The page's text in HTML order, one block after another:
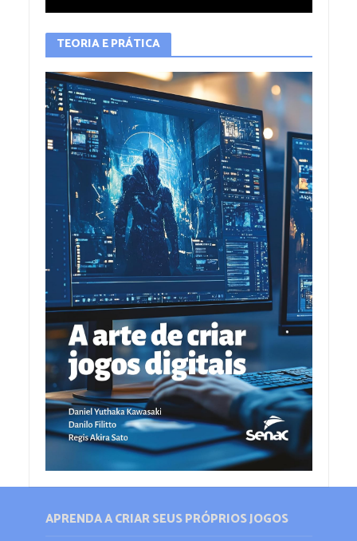
TEORIA E PRÁTICA
APRENDA A CRIAR SEUS PRÓPRIOS JOGOS